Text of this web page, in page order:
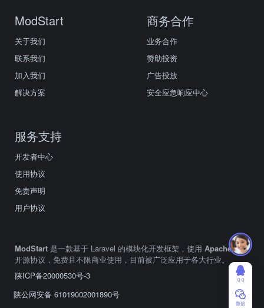
ModStart
关于我们
联系我们
加入我们
解决方案
商务合作
业务合作
赞助投资
广告投放
安全应急响应中心
服务支持
开发者中心
使用协议
免责声明
用户协议
ModStart 是一款基于 Laravel 的模块化开发框架，使用 Apache2.0
开源协议，免费且不限商业使用，目前被广泛应用于各大行业。
陕ICP备20000530号-3
陕公网安备 61019002001890号
ＱＱ
微信